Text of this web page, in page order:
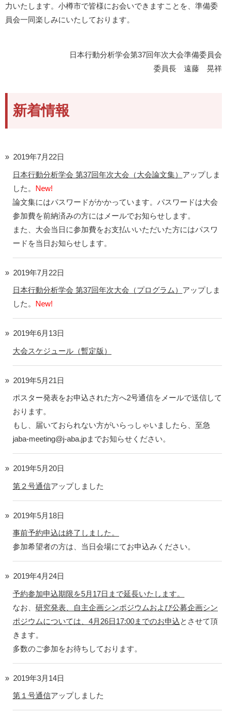
力いたします。小樽市で皆様にお会いできますことを、準備委
員会一同楽しみにいたしております。
日本行動分析学会第37回年次大会準備委員会
委員長 遠藤 晃祥
新着情報
2019年7月22日
日本行動分析学会 第37回年次大会（大会論文集） アップしま
した。 New!
論文集にはパスワードがかかっています。パスワードは大会
参加費を前納済みの方にはメールでお知らせします。
また、大会当日に参加費をお支払いいただいた方にはパスワ
ードを当日お知らせします。
2019年7月22日
日本行動分析学会 第37回年次大会（プログラム） アップしま
した。 New!
2019年6月13日
大会スケジュール（暫定版）
2019年5月21日
ポスター発表をお申込された方へ2号通信をメールで送信して
おります。
もし、届いておられない方がいらっしゃいましたら、至急
jaba-meeting@j-aba.jpまでお知らせください。
2019年5月20日
第２号通信アップしました
2019年5月18日
事前予約申込は終了しました。
参加希望者の方は、当日会場にてお申込みください。
2019年4月24日
予約参加申込期限を5月17日まで延長いたします。
なお、 研究発表、自主企画シンポジウムおよび公募企画シン
ポジウムについては、4月26日17:00までのお申込とさせて頂
きます。
多数のご参加をお待ちしております。
2019年3月14日
第１号通信アップしました